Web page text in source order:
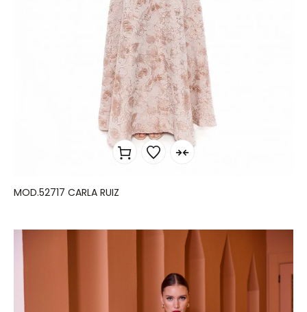
MOD.52717 CARLA RUIZ